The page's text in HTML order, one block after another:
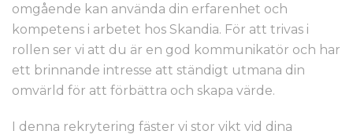
omgående kan använda din erfarenhet och
kompetens i arbetet hos Skandia. För att trivas i
rollen ser vi att du är en god kommunikatör och har
ett brinnande intresse att ständigt utmana din
omvärld för att förbättra och skapa värde.
I denna rekrytering fäster vi stor vikt vid dina